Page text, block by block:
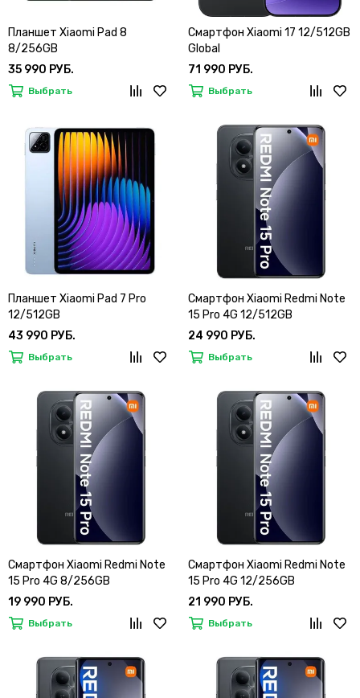
Планшет Xiaomi Pad 8
8/256GB
35 990 РУБ.
Выбрать
Смартфон Xiaomi 17 12/512GB
Global
71 990 РУБ.
Выбрать
Планшет Xiaomi Pad 7 Pro
12/512GB
43 990 РУБ.
Выбрать
Смартфон Xiaomi Redmi Note
15 Pro 4G 12/512GB
24 990 РУБ.
Выбрать
Смартфон Xiaomi Redmi Note
15 Pro 4G 8/256GB
19 990 РУБ.
Выбрать
Смартфон Xiaomi Redmi Note
15 Pro 4G 12/256GB
21 990 РУБ.
Выбрать